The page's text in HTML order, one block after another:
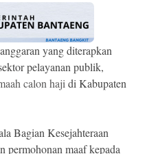
anggaran yang diterapkan
pelayanan publik,
calon haji di Kabupaten
Bagian Kesejahteraan
permohonan maaf kepada